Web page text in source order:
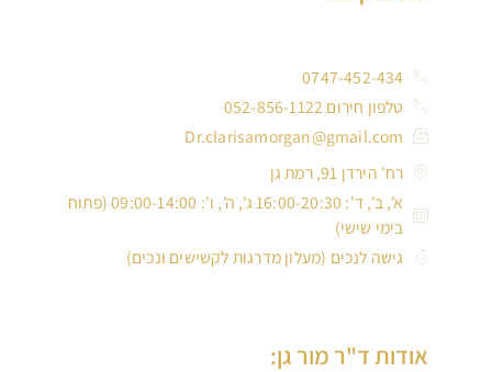
0747-452-434
טלפון חירום 052-856-1122
Dr.clarisamorgan@gmail.com
רח' הירדן 91, רמת גן
א', ב', ד': 16:00-20:30 ג', ה', ו': 09:00-14:00 (פתוח
בימי שישי)
גישה לנכים (מעלון מדרגות לקשישים ונכים)
אודות ד"ר מור גן: